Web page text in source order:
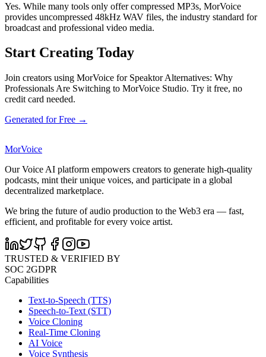
Yes. While many tools only offer compressed MP3s, MorVoice
provides uncompressed 48kHz WAV files, the industry standard for
broadcast and professional video media.
Start Creating Today
Join creators using MorVoice for Speaktor Alternatives: Why
Professionals Are Switching to MorVoice Studio. Try it free, no
credit card needed.
Generated for Free →
MorVoice
Our Voice AI platform empowers creators to generate high-quality
podcasts, mint their unique voices, and participate in a global
decentralized marketplace.
We bring the future of audio production to the Web3 era — fast,
efficient, and profitable for every voice artist.
TRUSTED & VERIFIED BY
SOC 2GDPR
Capabilities
Text-to-Speech (TTS)
Speech-to-Text (STT)
Voice Cloning
Real-Time Cloning
AI Voice
Voice Synthesis